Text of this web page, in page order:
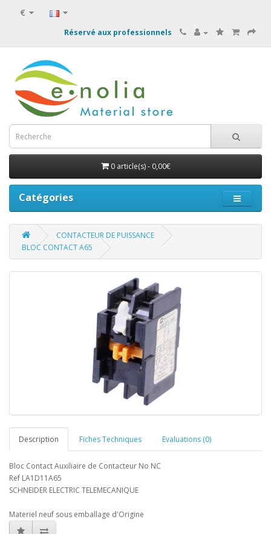
€
Réservé aux professionnels
0 article(s) - 0,00€
Catégories
CONTACTEUR DE PUISSANCE
BLOC CONTACT A65
Description Fiches Techniques Evaluations (0)
Bloc Contact Auxiliaire de Contacteur No NC
Ref LA1D11A65
SCHNEIDER ELECTRIC TELEMECANIQUE
Materiel neuf sous emballage d'Origine